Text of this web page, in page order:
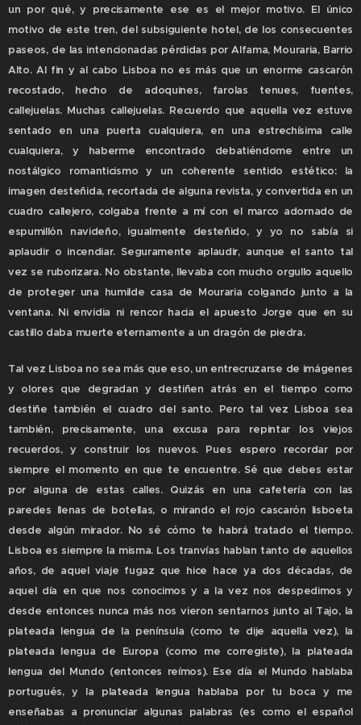
un por qué, y precisamente ese es el mejor motivo. El único
motivo de este tren, del subsiguiente hotel, de los consecuentes
paseos, de las intencionadas pérdidas por Alfama, Mouraria, Barrio
Alto. Al fin y al cabo Lisboa no es más que un enorme cascarón
recostado, hecho de adoquines, farolas tenues, fuentes,
callejuelas. Muchas callejuelas. Recuerdo que aquella vez estuve
sentado en una puerta cualquiera, en una estrechísima calle
cualquiera, y haberme encontrado debatiéndome entre un
nostálgico romanticismo y un coherente sentido estético: la
imagen desteñida, recortada de alguna revista, y convertida en un
cuadro callejero, colgaba frente a mí con el marco adornado de
espumillón navideño, igualmente desteñido, y yo no sabía si
aplaudir o incendiar. Seguramente aplaudir, aunque el santo tal
vez se ruborizara. No obstante, llevaba con mucho orgullo aquello
de proteger una humilde casa de Mouraria colgando junto a la
ventana. Ni envidia ni rencor hacia el apuesto Jorge que en su
castillo daba muerte eternamente a un dragón de piedra.
Tal vez Lisboa no sea más que eso, un entrecruzarse de imágenes
y olores que degradan y destiñen atrás en el tiempo como
destiñe también el cuadro del santo. Pero tal vez Lisboa sea
también, precisamente, una excusa para repintar los viejos
recuerdos, y construir los nuevos. Pues espero recordar por
siempre el momento en que te encuentre. Sé que debes estar
por alguna de estas calles. Quizás en una cafetería con las
paredes llenas de botellas, o mirando el rojo cascarón lisboeta
desde algún mirador. No sé cómo te habrá tratado el tiempo.
Lisboa es siempre la misma. Los tranvías hablan tanto de aquellos
años, de aquel viaje fugaz que hice hace ya dos décadas, de
aquel día en que nos conocimos y a la vez nos despedimos y
desde entonces nunca más nos vieron sentarnos junto al Tajo, la
plateada lengua de la península (como te dije aquella vez), la
plateada lengua de Europa (como me corregiste), la plateada
lengua del Mundo (entonces reímos). Ese día el Mundo hablaba
portugués, y la plateada lengua hablaba por tu boca y me
enseñabas a pronunciar algunas palabras (es como el español